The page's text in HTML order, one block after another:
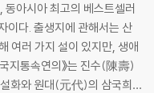
아시아 최고의 베스트셀러
이다. 출생지에 관해서는 산
여러 가지 설이 있지만, 생애
지통속연의》는 진수(陳壽)
설화와 원대(元代)의 삼국희